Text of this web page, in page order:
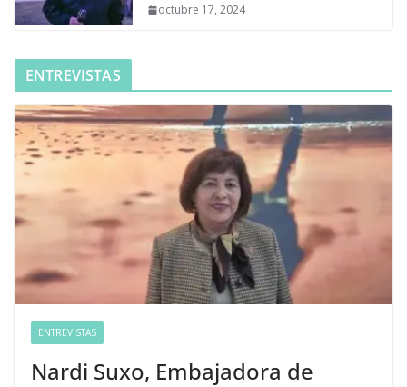
octubre 17, 2024
ENTREVISTAS
ENTREVISTAS
Nardi Suxo, Embajadora de